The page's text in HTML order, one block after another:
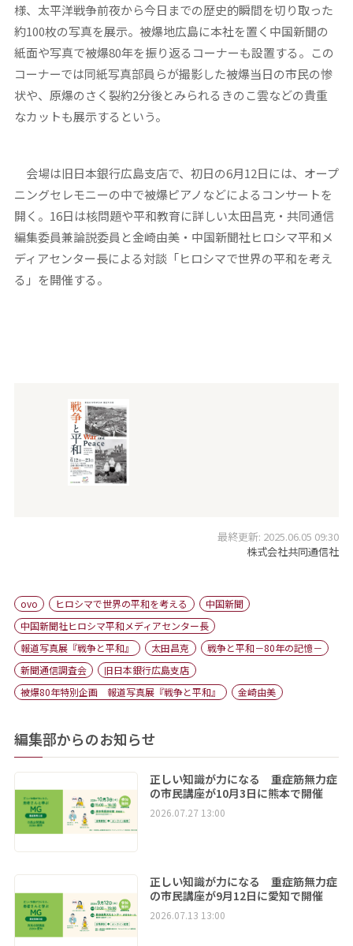
様、太平洋戦争前夜から今日までの歴史的瞬間を切り取った
約100枚の写真を展示。被爆地広島に本社を置く中国新聞の
紙面や写真で被爆80年を振り返るコーナーも設置する。この
コーナーでは同紙写真部員らが撮影した被爆当日の市民の惨
状や、原爆のさく裂約2分後とみられるきのこ雲などの貴重
なカットも展示するという。
会場は旧日本銀行広島支店で、初日の6月12日には、オープ
ニングセレモニーの中で被爆ピアノなどによるコンサートを
開く。16日は核問題や平和教育に詳しい太田昌克・共同通信
編集委員兼論説委員と金崎由美・中国新聞社ヒロシマ平和メ
ディアセンター長による対談「ヒロシマで世界の平和を考え
る」を開催する。
最終更新: 2025.06.05 09:30
株式会社共同通信社
ovo ヒロシマで世界の平和を考える
中国新聞
中国新聞社ヒロシマ平和メディアセンター長
報道写真展『戦争と平和』
太田昌克
戦争と平和－80年の記憶－
新聞通信調査会
旧日本銀行広島支店
被爆80年特別企画 報道写真展『戦争と平和』
金崎由美
編集部からのお知らせ
正しい知識が力になる 重症筋無力症
の市民講座が10月3日に熊本で開催
2026.07.27 13:00
正しい知識が力になる 重症筋無力症
の市民講座が9月12日に愛知で開催
2026.07.13 13:00